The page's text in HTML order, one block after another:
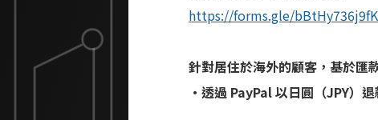
https://forms.gle/
針對居住於海外的顧客，基於匯
・透過 PayPal 以日圓（JPY）退